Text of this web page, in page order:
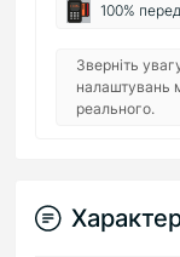
100%
Зверніть
налаштувань
реального.